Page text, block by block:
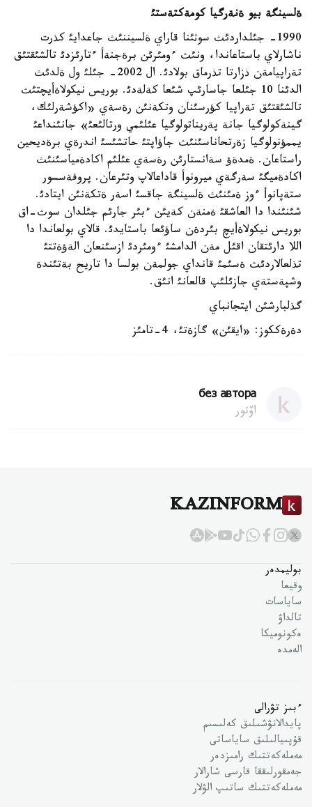
ةلسينگة بيو ةنةرگيا كومةكتةستئ
1990- جئلداردئث سوثئنا قاراي ةلسيننئث جاعدايئ كذرت
ناشارلاي باستاعاندا، ونئث ءومئرئن برةجنةأ ءتارئزدئ تالشئقتئق
تةراپيامةن ذزارتا تذرماق بولادئ. ال 2002- جئلئ ول ةلدئث
الدئنا 10 جئلعا جاسارئپ شئعا كةلةدئ. بوريس نيكولاةأيچتئث
تالشئقتئق تةراپيا كؤرسئنان وتكةنئن رةسةي «اكؤشةرلئك،
گينةكولوگيا جانة پةريناتولوگيا عئلئمي ورتالئعئ» جانئنداعئ
يممؤنولوگيا زةرتحاناسئنئث جاؤاپتئ حاتشئسئ اندرةي برةديحين
راستاعان. ةمدةؤ سةانستارئن رةسةي عئلئم اكادةمياسئنئث
اكادةميگئ سةرگةي ميرونوأ قاداعالاپ وتئرعان. پروفةسسور
ستةپانوأ ءوز ةمئنئث ةلسينگة جاقسئ اسةر ةتكةنئن ايتادئ.
شئنئندا دا العاشقئ ةمنةن كةيئن ءبئر جارئم جئلدان سوث-اق
بوريس نيكولاةأيچ بئردةن ساؤئعا باستايدئ. قالاي بولعاندا دا
اللا دارئتقان اقئل مةن الدامشئ ءومئردئ ازسئنعان الةؤةتتئ
تذلعالاردئث ةسئمئ قانداي جولمةن بولسا دا تاريح بةتئندة
وشپةستةي جازئلئپ قالعانئ انئق.
گذلبارشئن ايتجانباي
دةرةككوز: «ايقئن» گازةتئ، 4-تامئز
без автора
اۆتور
KAZINFORM
بوليمدەر
وقيعا
ساياسات
تالداۋ
ەكونوميكا
الەمدە
ءبىز تۋرالى
پايدالانۋشىلىق كەلىسىم
قۇپىيالىلىق ساياساتى
مەملەكەتتىك رامىزدەر
جەمقورلىققا قارسى شارالار
مەملەكەتتىك ساتىپ الۋلار